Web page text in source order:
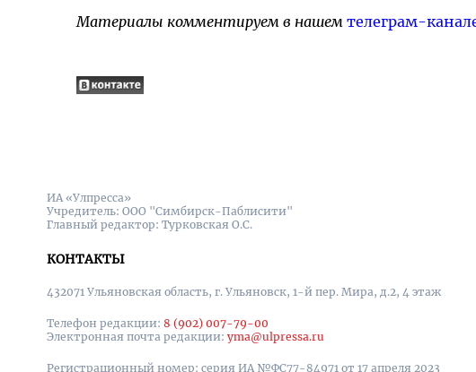
Материалы комментируем в нашем телеграм-
ИА «Улпресса»
Учредитель: ООО "Симбирск-Паблисити"
Главный редактор: Турковская О.С.
КОНТАКТЫ
432071 Ульяновская область, г. Ульяновск, 1-й пер. Мира, д.2, 4 этаж
Телефон редакции: 8 (902) 007-79-00
Электронная почта редакции: yma@ulpressa.ru
Регистрационный номер: серия ИА №ФС77-84971 от 17 апреля 2023